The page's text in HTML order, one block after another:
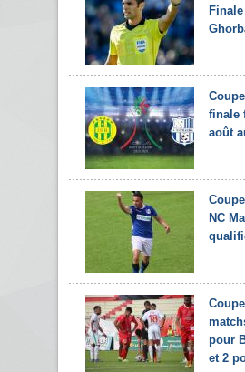
finale
août
NC
pour
et 2